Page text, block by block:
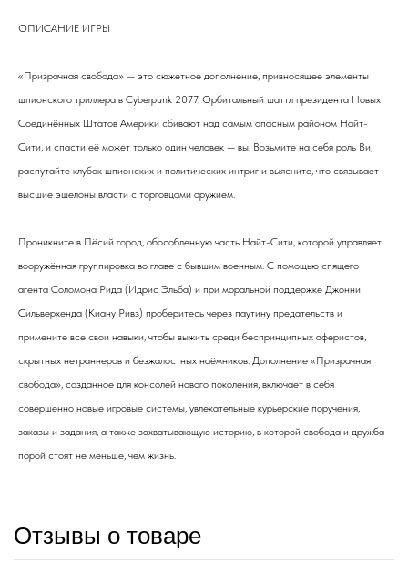
ОПИСАНИЕ ИГРЫ
«Призрачная свобода» — это сюжетное дополнение, привносящее элементы
шпионского триллера в Cyberpunk 2077. Орбитальный шаттл президента Новых
Соединённых Штатов Америки сбивают над самым опасным районом Найт-
Сити, и спасти её может только один человек — вы. Возьмите на себя роль Ви,
распутайте клубок шпионских и политических интриг и выясните, что связывает
высшие эшелоны власти с торговцами оружием.
Проникните в Пёсий город, обособленную часть Найт-Сити, которой управляет
вооружённая группировка во главе с бывшим военным. С помощью спящего
агента Соломона Рида (Идрис Эльба) и при моральной поддержке Джонни
Сильверхенда (Киану Ривз) проберитесь через паутину предательств и
примените все свои навыки, чтобы выжить среди беспринципных аферистов,
скрытных нетраннеров и безжалостных наёмников. Дополнение «Призрачная
свобода», созданное для консолей нового поколения, включает в себя
совершенно новые игровые системы, увлекательные курьерские поручения,
заказы и задания, а также захватывающую историю, в которой свобода и дружба
порой стоят не меньше, чем жизнь.
Отзывы о товаре